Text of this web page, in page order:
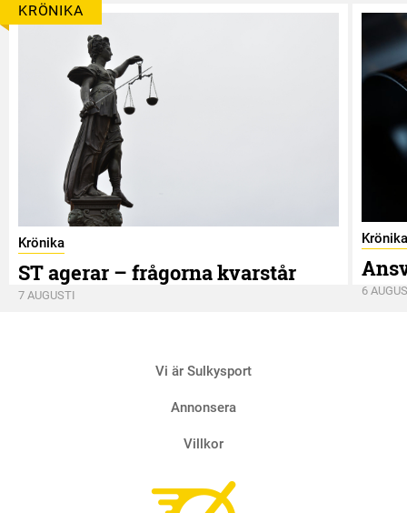
KRÖNIKA
Krönika
ST agerar – frågorna kvarstår
7 AUGUSTI
Krönika
6
Vi är Sulkysport
Annonsera
Villkor